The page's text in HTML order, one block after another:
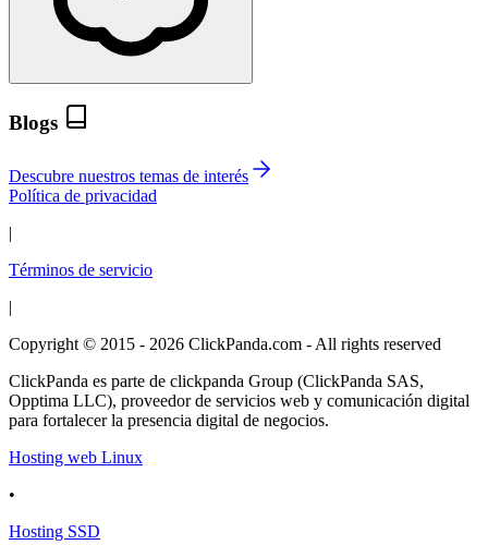
Blogs
Descubre nuestros temas de interés
Política de privacidad
|
Términos de servicio
|
Copyright © 2015 - 2026 ClickPanda.com - All rights reserved
ClickPanda es parte de clickpanda Group (ClickPanda SAS,
Opptima LLC), proveedor de servicios web y comunicación digital
para fortalecer la presencia digital de negocios.
Hosting web Linux
•
Hosting SSD